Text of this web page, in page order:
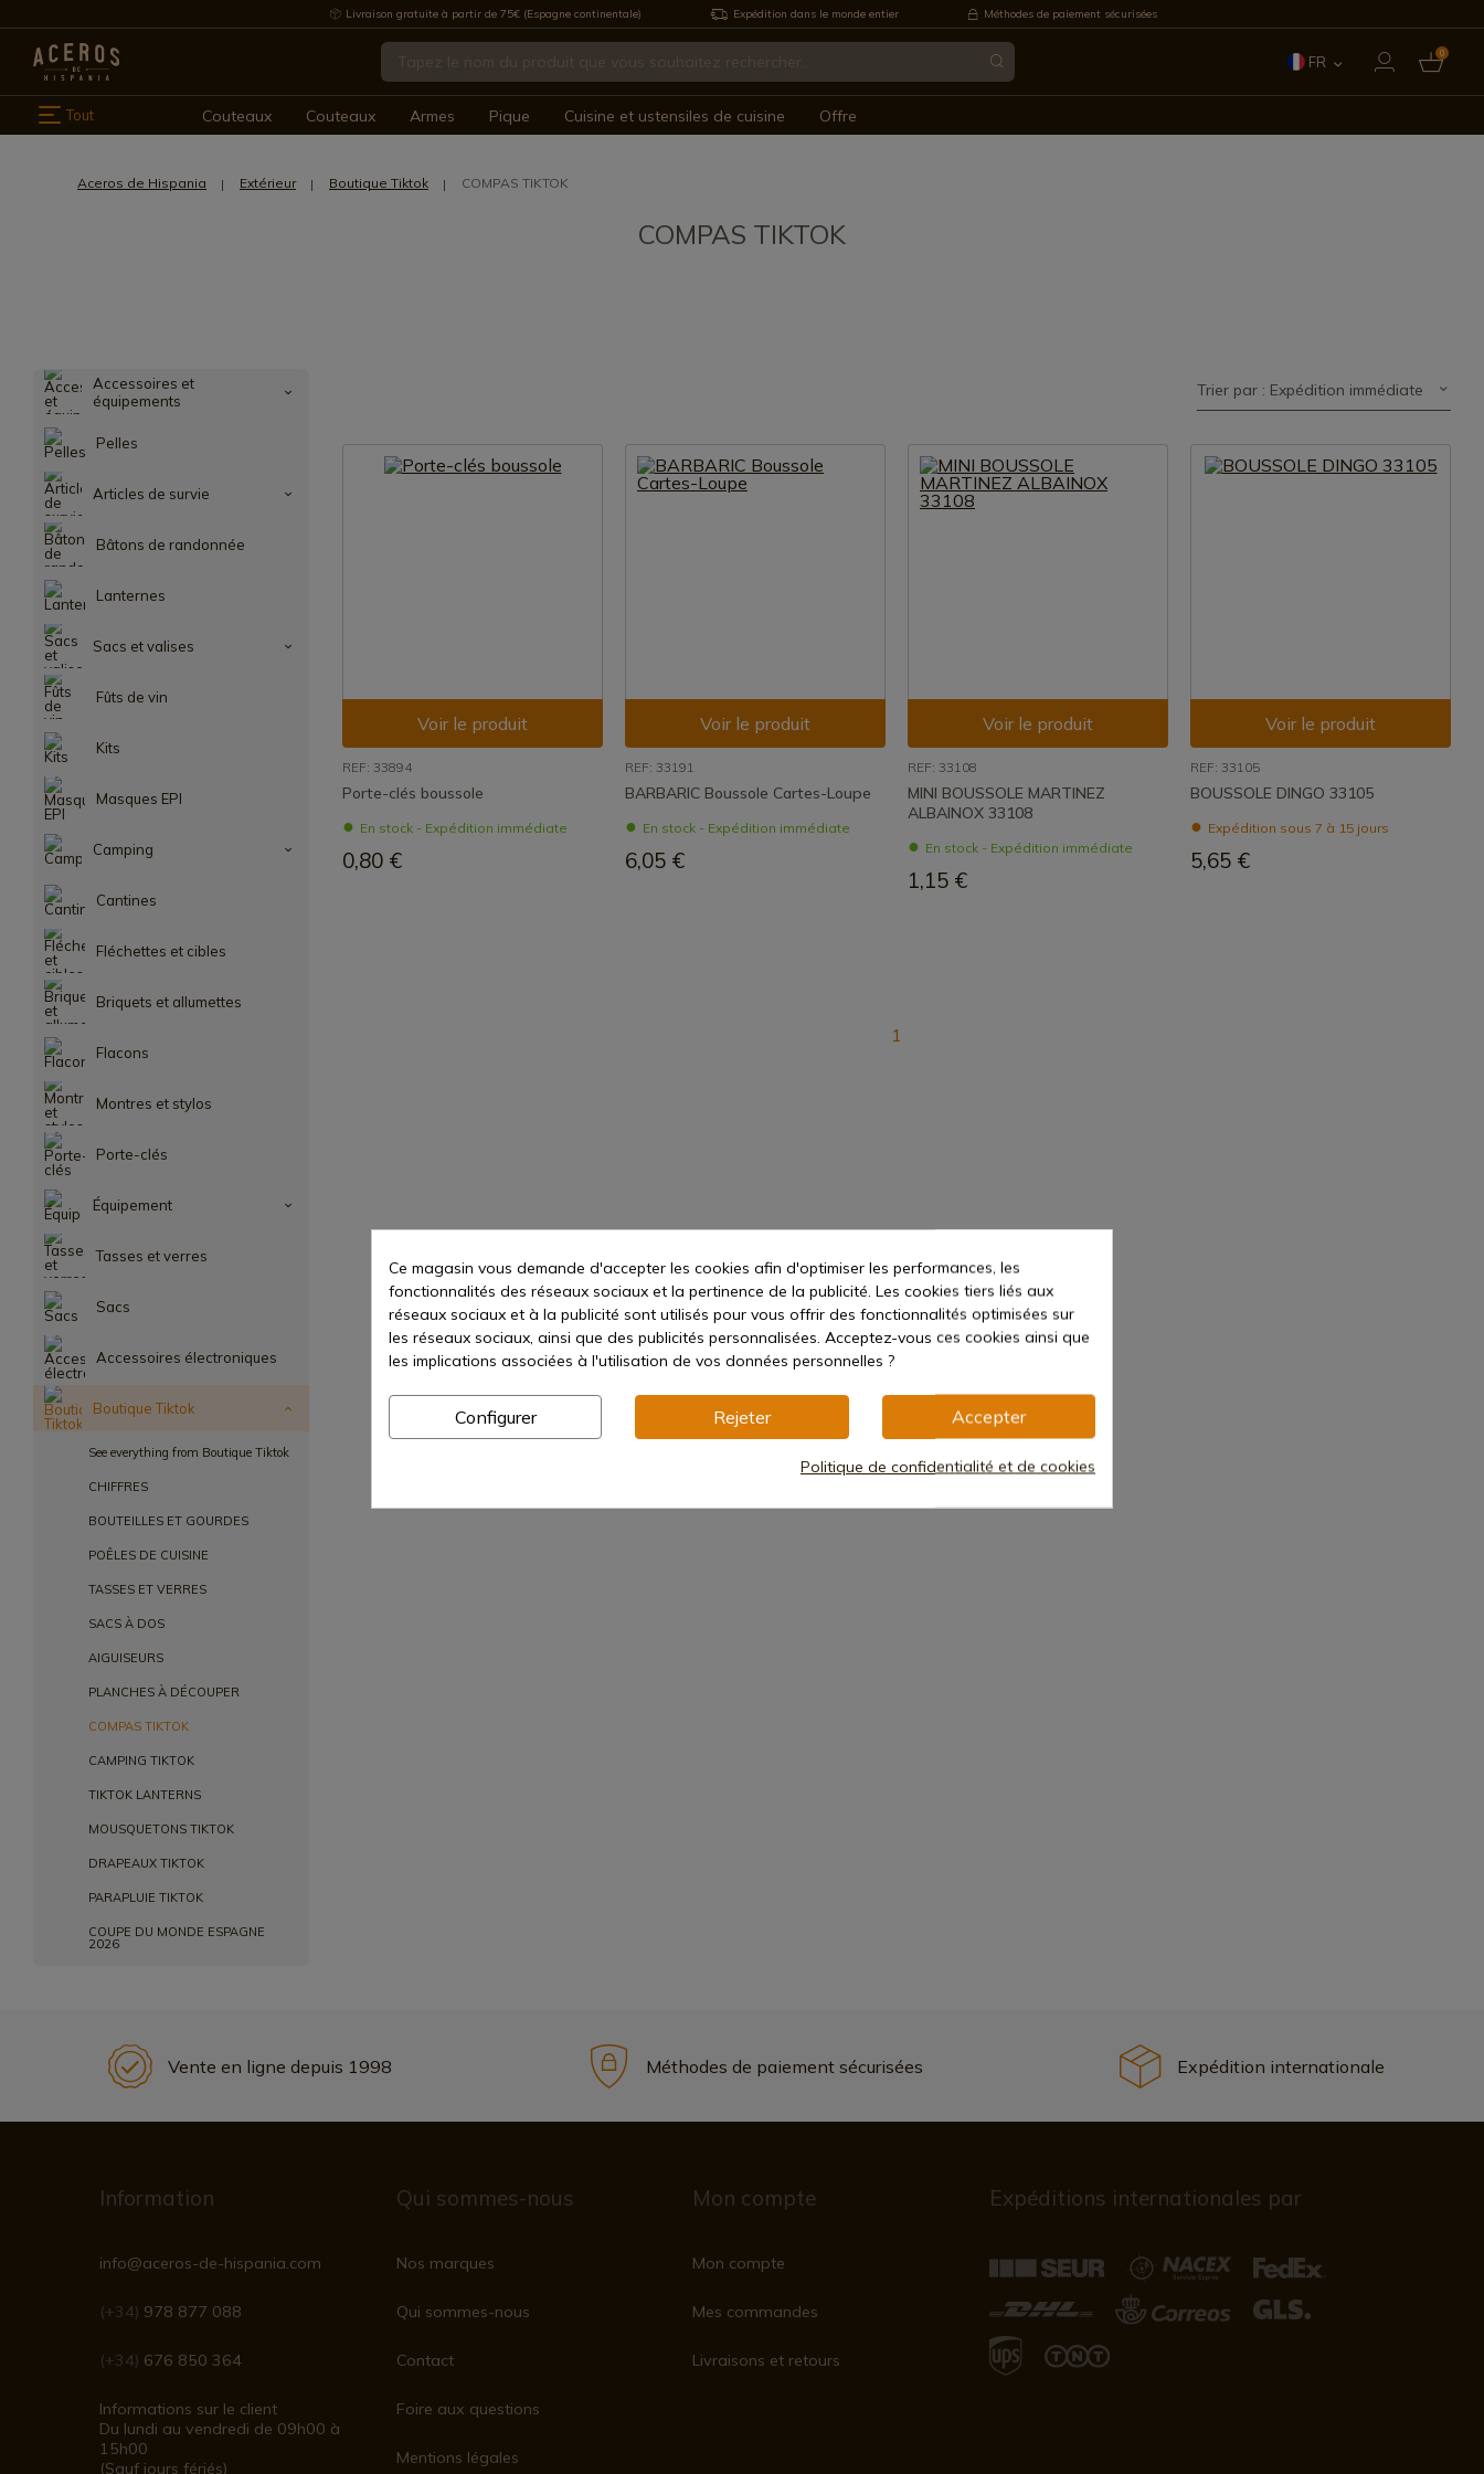
Livraison gratuite à partir de 75€ (Espagne continentale) Expédition dans le monde entier Méthodes de paiement sécurisées
FR 0
Tout Couteaux Couteaux Armes Pique Cuisine et ustensiles de cuisine Offre
Aceros de Hispania Extérieur Boutique Tiktok COMPAS TIKTOK
COMPAS TIKTOK
Accessoires et
équipements
Pelles
Articles de survie
Bâtons de randonnée
Lanternes
Sacs et valises
Fûts de vin
Kits
Masques EPI
Camping
Cantines
Fléchettes et cibles
Briquets et allumettes
Flacons
Montres et stylos
Porte-clés
Équipement
Tasses et verres
Sacs
Accessoires électroniques
Boutique Tiktok
See everything from Boutique Tiktok
CHIFFRES
BOUTEILLES ET GOURDES
POÊLES DE CUISINE
TASSES ET VERRES
SACS À DOS
AIGUISEURS
PLANCHES À DÉCOUPER
COMPAS TIKTOK
CAMPING TIKTOK
TIKTOK LANTERNS
MOUSQUETONS TIKTOK
DRAPEAUX TIKTOK
PARAPLUIE TIKTOK
COUPE DU MONDE ESPAGNE
2026
Trier par : Expédition immédiate
Voir le produit
REF: 33894
Porte-clés boussole
En stock - Expédition immédiate
0,80 €
Voir le produit
REF: 33191
BARBARIC Boussole Cartes-Loupe
En stock - Expédition immédiate
6,05 €
Voir le produit
REF: 33108
MINI BOUSSOLE MARTINEZ
ALBAINOX 33108
En stock - Expédition immédiate
1,15 €
Voir le produit
REF: 33105
BOUSSOLE DINGO 33105
Expédition sous 7 à 15 jours
5,65 €
1
Vente en ligne depuis 1998 Méthodes de paiement sécurisées Expédition internationale
Information
info@aceros-de-hispania.com
(+34) 978 877 088
(+34) 676 850 364
Informations sur le client
Du lundi au vendredi de 09h00 à
15h00
(Sauf jours fériés)
Qui sommes-nous
Nos marques
Qui sommes-nous
Contact
Foire aux questions
Mentions légales
Mon compte
Mon compte
Mes commandes
Livraisons et retours
Expéditions internationales par
Ce magasin vous demande d'accepter les cookies afin d'optimiser les performances, les
fonctionnalités des réseaux sociaux et la pertinence de la publicité. Les cookies tiers liés aux
réseaux sociaux et à la publicité sont utilisés pour vous offrir des fonctionnalités optimisées sur
les réseaux sociaux, ainsi que des publicités personnalisées. Acceptez-vous ces cookies ainsi que
les implications associées à l'utilisation de vos données personnelles ?
Configurer Rejeter Accepter
Politique de confidentialité et de cookies